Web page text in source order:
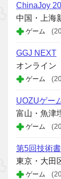
ChinaJoy
中国・上海
ゲーム
GGJ NEXT
オンライン
ゲーム
UOZUゲー
富山・魚津
ゲーム
第5回技術
東京・大田
ゲーム